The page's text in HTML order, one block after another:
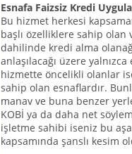
Esnafa Faizsiz Kredi
Bu hizmet herkesi
başlı özelliklere sahip olan
dahilinde kredi alma
anlaşılacağı üzere
hizmette öncelikli olanlar
sahip olan esnaflardır.
manav ve buna benzer
KOBİ ya da daha net
işletme sahibi iseniz bu
kapsamında şanslı kesim